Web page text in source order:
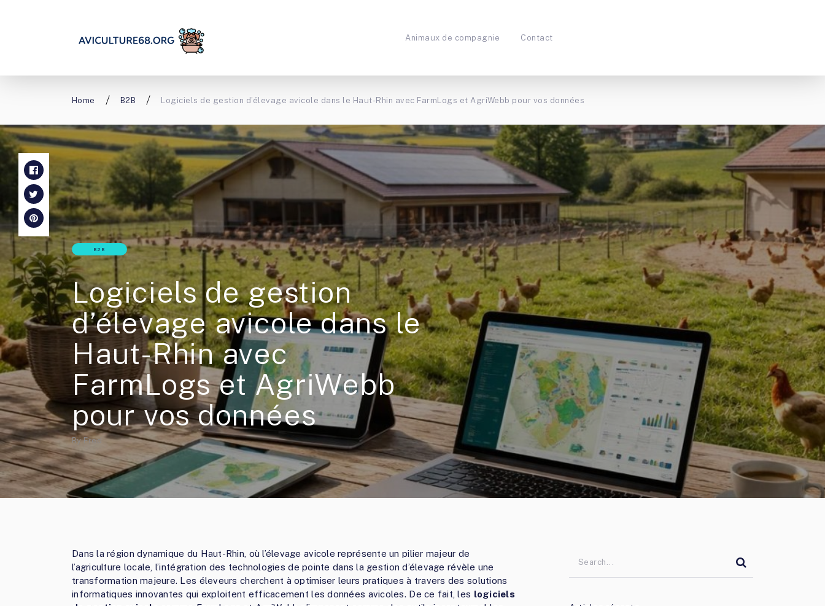
Animaux de compagnie Contact
Home B2B Logiciels de gestion d’élevage avicole dans le Haut-Rhin avec FarmLogs et AgriWebb pour vos données
B2B
Logiciels de gestion
d’élevage avicole dans le
Haut-Rhin avec
FarmLogs et AgriWebb
pour vos données
ByFred
Dans la région dynamique du Haut-Rhin, où l’élevage avicole représente un pilier majeur de
l’agriculture locale, l’intégration des technologies de pointe dans la gestion d’élevage révèle une
transformation majeure. Les éleveurs cherchent à optimiser leurs pratiques à travers des solutions
informatiques innovantes qui exploitent efficacement les données avicoles. De ce fait, les logiciels